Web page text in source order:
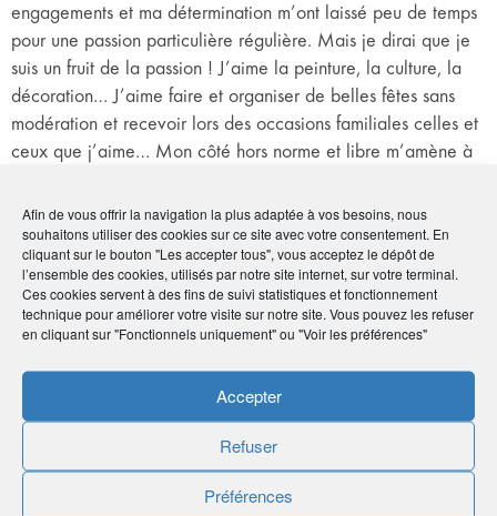
Afin de vous offrir la navigation la plus adaptée à vos besoins, nous
souhaitons utiliser des cookies sur ce site avec votre consentement. En
cliquant sur le bouton "Les accepter tous", vous acceptez le dépôt de
l’ensemble des cookies, utilisés par notre site internet, sur votre terminal.
Ces cookies servent à des fins de suivi statistiques et fonctionnement
technique pour améliorer votre visite sur notre site. Vous pouvez les refuser
en cliquant sur "Fonctionnels uniquement" ou "Voir les préférences"
Accepter
Refuser
Préférences
engagements et ma détermination m’ont laissé peu de temps
pour une passion particulière régulière. Mais je dirai que je
suis un fruit de la passion ! J’aime la peinture, la culture, la
décoration… J’aime faire et organiser de belles fêtes sans
modération et recevoir lors des occasions familiales celles et
ceux que j’aime… Mon côté hors norme et libre m’amène à
avec eux.
En résumé, agir, challenger, servir avec utilité : voilà mon
credo !
Votre rôle de correspondante
AMPHITHÉA ?
En tant que coordinatrice Antilles-Guyane, j’ai voulu avec
l’équipe des autres correspondants que je remercie, faire
mieux connaitre au groupe et à l’Association, les réalités de
l’Outre-mer. Cela signifie concrètement adapter certains
produits, proposer de la formation sur l’Outremer, co-